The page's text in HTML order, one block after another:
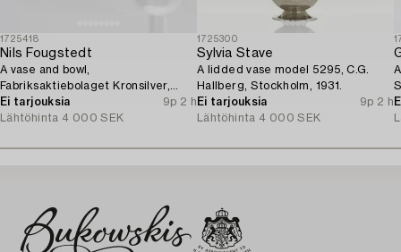
1725418
Nils Fougstedt
A vase and bowl,
Fabriksaktiebolaget Kronsilver,
1930s.
Ei tarjouksia
9p 2 h
Lähtöhinta 4 000 SEK
1725300
Sylvia Stave
A lidded vase model 5295, C.G.
Hallberg, Stockholm, 1931.
Ei tarjouksia
9p 2 h
Lähtöhinta 4 000 SEK